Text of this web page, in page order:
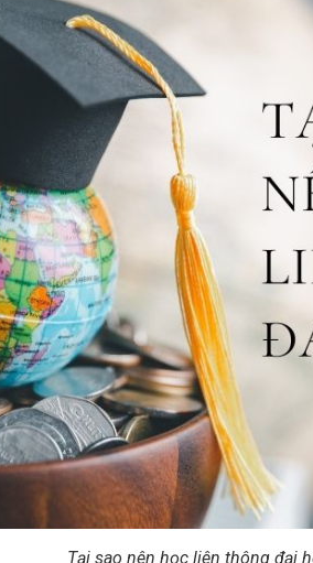
Tại sao nên học liên thông đại